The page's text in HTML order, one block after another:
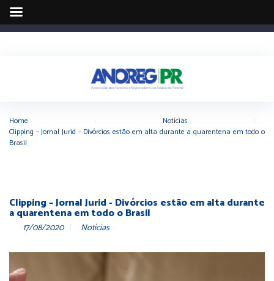
Home Notícias
Clipping – Jornal Jurid – Divórcios estão em alta durante a quarentena em todo o
Brasil
Clipping – Jornal Jurid - Divórcios estão em alta durante
a quarentena em todo o Brasil
17/08/2020 Notícias